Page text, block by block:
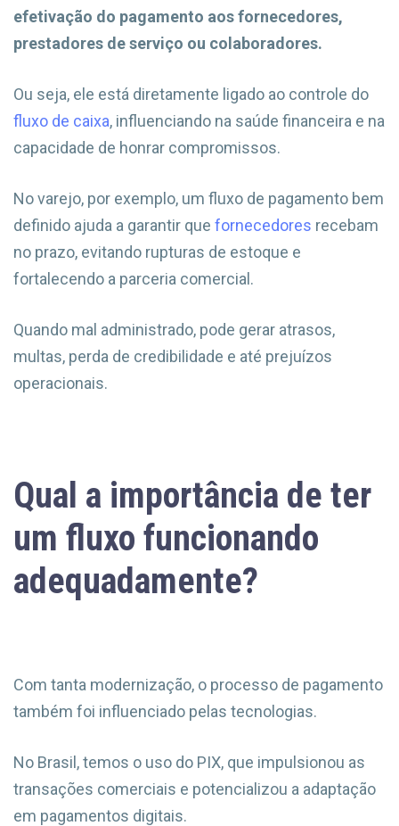
efetivação do pagamento aos fornecedores,
prestadores de serviço ou colaboradores.
Ou seja, ele está diretamente ligado ao controle do
fluxo de caixa, influenciando na saúde financeira e na
capacidade de honrar compromissos.
No varejo, por exemplo, um fluxo de pagamento bem
definido ajuda a garantir que fornecedores recebam
no prazo, evitando rupturas de estoque e
fortalecendo a parceria comercial.
Quando mal administrado, pode gerar atrasos,
multas, perda de credibilidade e até prejuízos
operacionais.
Qual a importância de ter
um fluxo funcionando
adequadamente?
Com tanta modernização, o processo de pagamento
também foi influenciado pelas tecnologias.
No Brasil, temos o uso do PIX, que impulsionou as
transações comerciais e potencializou a adaptação
em pagamentos digitais.